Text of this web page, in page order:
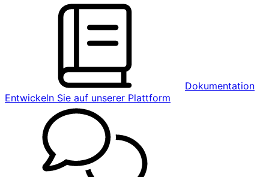
Dokumentation
Entwickeln Sie auf unserer Plattform